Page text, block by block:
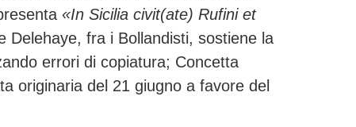
«In Sicilia civit(ate) Rufini et
Delehaye, fra i Bollandisti, sostiene la
errori di copiatura; Concetta
originaria del 21 giugno a favore del